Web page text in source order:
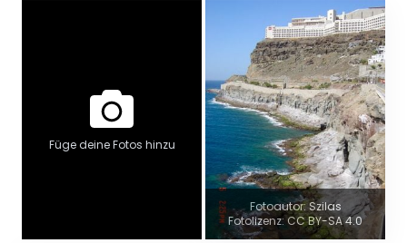
Füge deine Fotos hinzu
Fotoautor: Szilas
Fotolizenz: CC BY-SA 4.0